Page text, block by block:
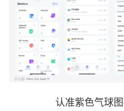
认准紫色气球